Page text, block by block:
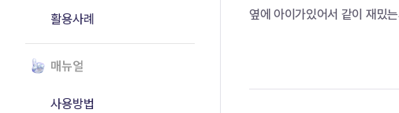
활용사례
매뉴얼
사용방법
옆에 아이가있어서 같이 재밌